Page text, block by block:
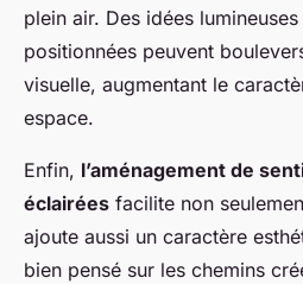
plein air. Des idées
positionnées peuvent
visuelle, augmentant le
espace.
Enfin, l’aménagement de
éclairées facilite non
ajoute aussi un caractère
bien pensé sur les chemins